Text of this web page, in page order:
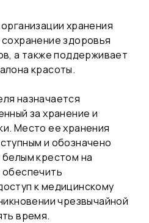
хранения
здоровья
а также поддерживает
красоты.
назначается
за хранение и
Место ее хранения
и обозначено
крестом на
к медицинскому
чрезвычайной
время.